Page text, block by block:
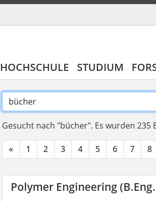
HOCHSCHULE STUDIUM
Gesucht nach "bücher". Es wurden 235
« 1 2 3 4 5 6 7 8
Polymer Engineering